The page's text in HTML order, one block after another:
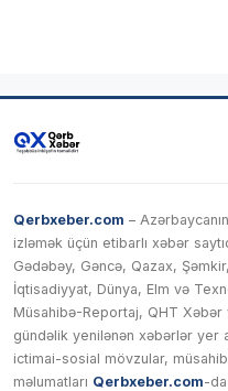
Qerbxeber.com –
izləmək üçün etibarlı xəbər
Gədəbəy, Gəncə, Qazax,
İqtisadiyyat, Dünya, Elm və
Müsahibə-Reportaj, QHT
gündəlik yenilənən xəbərlər yer
ictimai-sosial mövzular,
məlumatları Qerbxeber.com-